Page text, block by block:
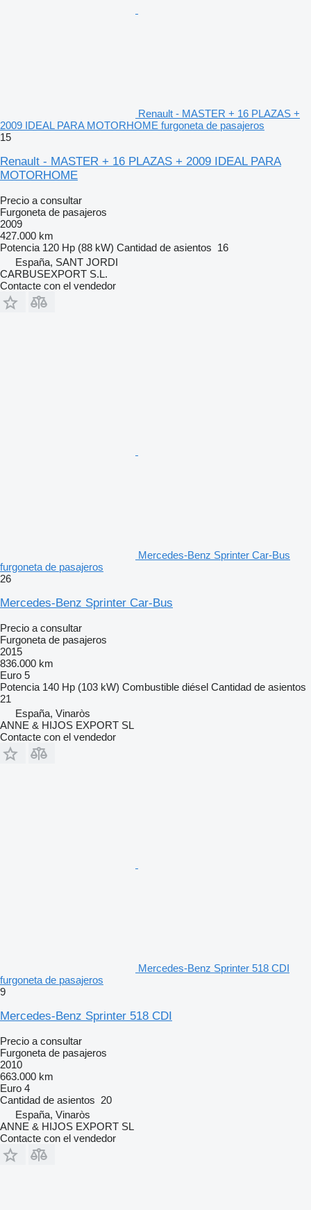
Renault - MASTER + 16 PLAZAS +
2009 IDEAL PARA MOTORHOME furgoneta de pasajeros
15
Renault - MASTER + 16 PLAZAS + 2009 IDEAL PARA
MOTORHOME
Precio a consultar
Furgoneta de pasajeros
2009
427.000 km
Potencia 120 Hp (88 kW) Cantidad de asientos 16
España, SANT JORDI
CARBUSEXPORT S.L.
Contacte con el vendedor
Mercedes-Benz Sprinter Car-Bus
furgoneta de pasajeros
26
Mercedes-Benz Sprinter Car-Bus
Precio a consultar
Furgoneta de pasajeros
2015
836.000 km
Euro 5
Potencia 140 Hp (103 kW) Combustible diésel Cantidad de asientos
21
España, Vinaròs
ANNE & HIJOS EXPORT SL
Contacte con el vendedor
Mercedes-Benz Sprinter 518 CDI
furgoneta de pasajeros
9
Mercedes-Benz Sprinter 518 CDI
Precio a consultar
Furgoneta de pasajeros
2010
663.000 km
Euro 4
Cantidad de asientos 20
España, Vinaròs
ANNE & HIJOS EXPORT SL
Contacte con el vendedor